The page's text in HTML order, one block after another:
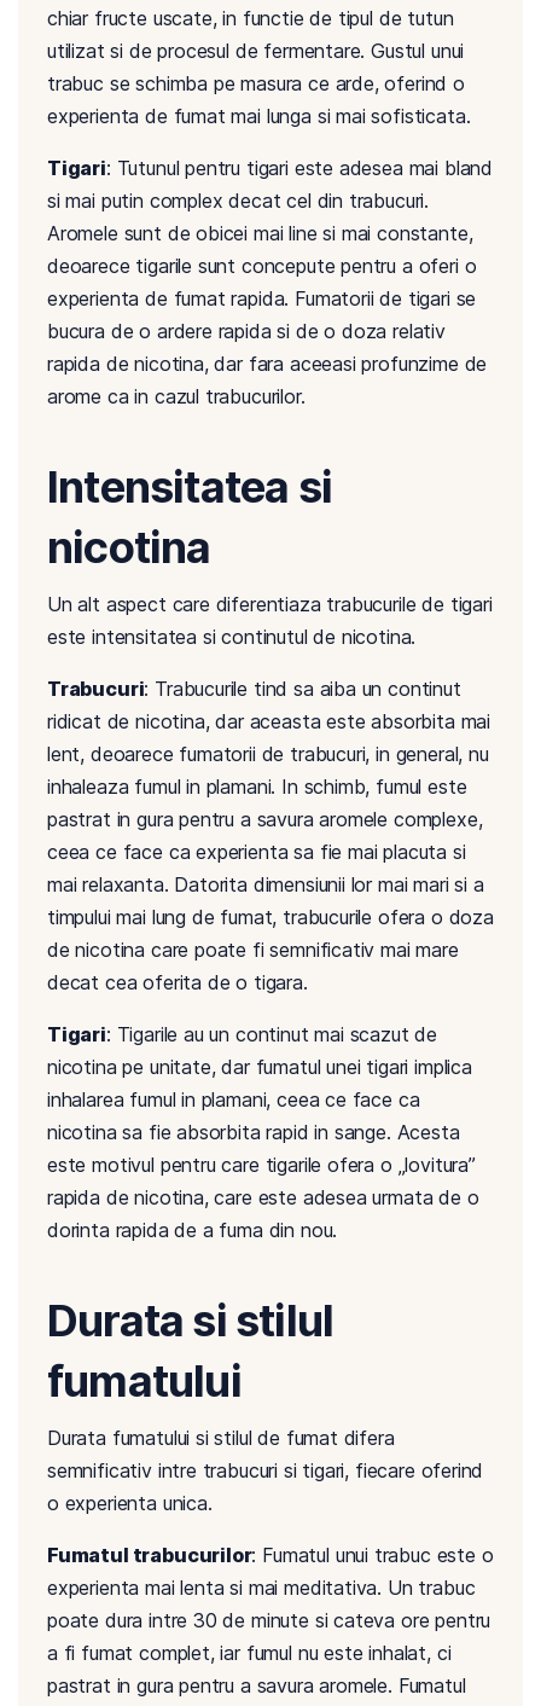
chiar fructe uscate, in functie de tipul de tutun
utilizat si de procesul de fermentare. Gustul unui
trabuc se schimba pe masura ce arde, oferind o
experienta de fumat mai lunga si mai sofisticata.
Tigari: Tutunul pentru tigari este adesea mai bland
si mai putin complex decat cel din trabucuri.
Aromele sunt de obicei mai line si mai constante,
deoarece tigarile sunt concepute pentru a oferi o
experienta de fumat rapida. Fumatorii de tigari se
bucura de o ardere rapida si de o doza relativ
rapida de nicotina, dar fara aceeasi profunzime de
arome ca in cazul trabucurilor.
Intensitatea si
nicotina
Un alt aspect care diferentiaza trabucurile de tigari
este intensitatea si continutul de nicotina.
Trabucuri: Trabucurile tind sa aiba un continut
ridicat de nicotina, dar aceasta este absorbita mai
lent, deoarece fumatorii de trabucuri, in general, nu
inhaleaza fumul in plamani. In schimb, fumul este
pastrat in gura pentru a savura aromele complexe,
ceea ce face ca experienta sa fie mai placuta si
mai relaxanta. Datorita dimensiunii lor mai mari si a
timpului mai lung de fumat, trabucurile ofera o doza
de nicotina care poate fi semnificativ mai mare
decat cea oferita de o tigara.
Tigari: Tigarile au un continut mai scazut de
nicotina pe unitate, dar fumatul unei tigari implica
inhalarea fumul in plamani, ceea ce face ca
nicotina sa fie absorbita rapid in sange. Acesta
este motivul pentru care tigarile ofera o „lovitura”
rapida de nicotina, care este adesea urmata de o
dorinta rapida de a fuma din nou.
Durata si stilul
fumatului
Durata fumatului si stilul de fumat difera
semnificativ intre trabucuri si tigari, fiecare oferind
o experienta unica.
Fumatul trabucurilor: Fumatul unui trabuc este o
experienta mai lenta si mai meditativa. Un trabuc
poate dura intre 30 de minute si cateva ore pentru
a fi fumat complet, iar fumul nu este inhalat, ci
pastrat in gura pentru a savura aromele. Fumatul